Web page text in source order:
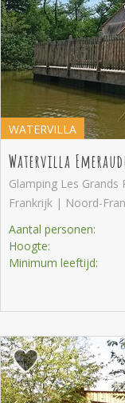
WATERVILLA
Watervilla
Glamping Les Grands
Frankrijk | Noord-
Aantal personen:
Hoogte:
Minimum leeftijd: